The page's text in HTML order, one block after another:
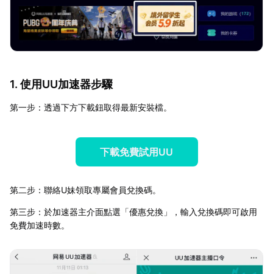
1. 使用UU加速器步驟
第一步：透過下方下載鈕取得最新安裝檔。
下載免費試用UU
第二步：聯絡U妹領取專屬會員兌換碼。
第三步：於加速器主介面點選「優惠兌換」，輸入兌換碼即可啟用
免費加速時數。